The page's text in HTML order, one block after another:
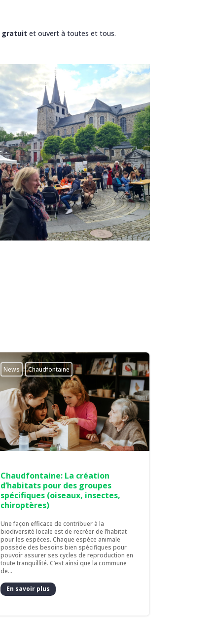
gratuitet ouvert à toutes et tous.
News Chaudfontaine
Chaudfontaine: La création
d’habitats pour des groupes
spécifiques (oiseaux, insectes,
chiroptères)
Une façon efficace de contribuer à la
biodiversité locale est de recréer de l’habitat
pour les espèces. Chaque espèce animale
possède des besoins bien spécifiques pour
pouvoir assurer ses cycles de reproduction en
toute tranquillité. C’est ainsi que la commune
de...
En savoir plus